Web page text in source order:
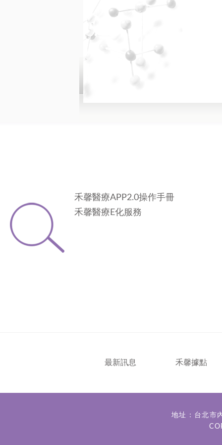
禾馨醫療APP2.0操作手冊
禾馨醫療E化服務
最新訊息 禾馨據點
地址：台北市